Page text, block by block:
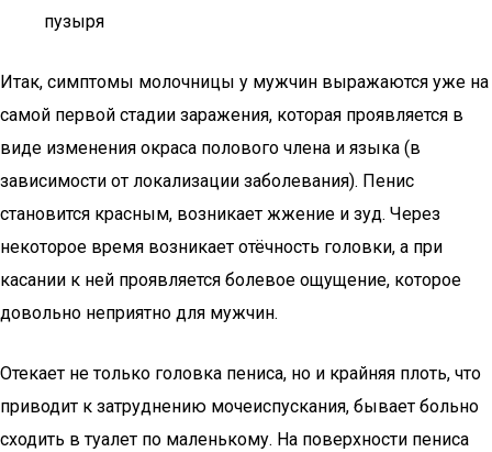
пузыря
Итак, симптомы молочницы у мужчин выражаются уже на
самой первой стадии заражения, которая проявляется в
виде изменения окраса полового члена и языка (в
зависимости от локализации заболевания). Пенис
становится красным, возникает жжение и зуд. Через
некоторое время возникает отёчность головки, а при
касании к ней проявляется болевое ощущение, которое
довольно неприятно для мужчин.
Отекает не только головка пениса, но и крайняя плоть, что
приводит к затруднению мочеиспускания, бывает больно
сходить в туалет по маленькому. На поверхности пениса